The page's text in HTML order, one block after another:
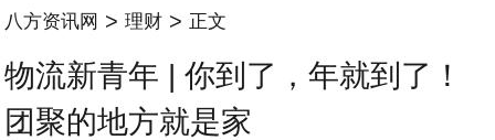
八方资讯网 > 理财 > 正文
物流新青年 | 你到了，年就到了！
团聚的地方就是家